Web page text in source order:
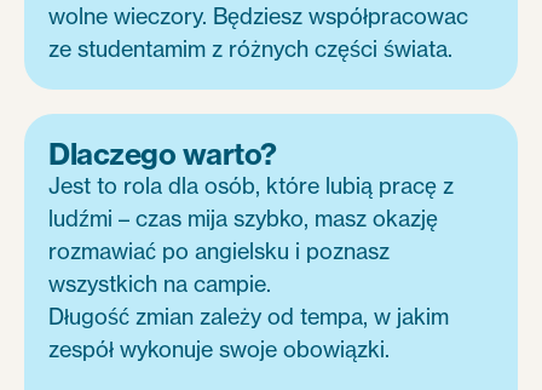
wolne wieczory. Będziesz współpracowac
ze studentamim z różnych części świata.
Dlaczego warto?
Jest to rola dla osób, które lubią pracę z
ludźmi – czas mija szybko, masz okazję
rozmawiać po angielsku i poznasz
wszystkich na campie.
Długość zmian zależy od tempa, w jakim
zespół wykonuje swoje obowiązki.